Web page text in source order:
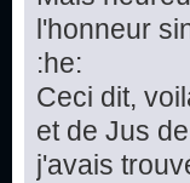
l'honneur
:he:
Ceci dit,
et de Jus
j'avais